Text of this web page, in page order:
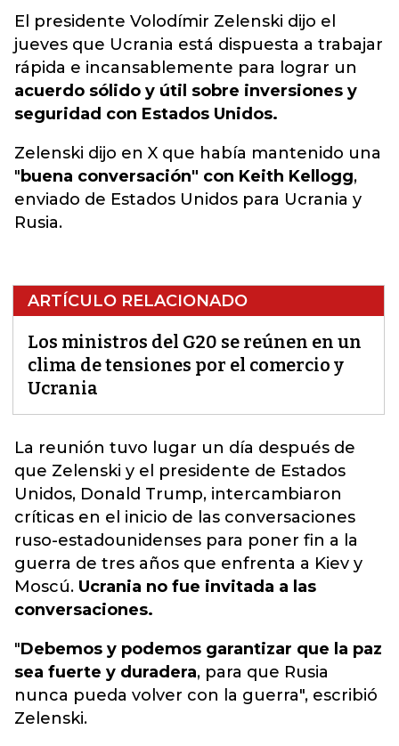
El presidente Volodímir Zelenski dijo el
jueves que Ucrania está dispuesta a trabajar
rápida e incansablemente para lograr un
acuerdo sólido y útil sobre inversiones y
seguridad con Estados Unidos.
Zelenski dijo en X que había mantenido una
"buena conversación" con Keith Kellogg,
enviado de Estados Unidos para Ucrania y
Rusia.
ARTÍCULO RELACIONADO
Los ministros del G20 se reúnen en un
clima de tensiones por el comercio y
Ucrania
La reunión tuvo lugar un día después de
que Zelenski y el presidente de Estados
Unidos, Donald Trump, intercambiaron
críticas en el inicio de las conversaciones
ruso-estadounidenses para poner fin a la
guerra de tres años que enfrenta a Kiev y
Moscú. Ucrania no fue invitada a las
conversaciones.
"Debemos y podemos garantizar que la paz
sea fuerte y duradera, para que Rusia
nunca pueda volver con la guerra", escribió
Zelenski.